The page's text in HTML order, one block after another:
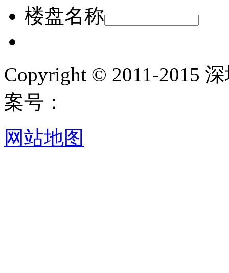
楼盘名称
Copyright © 2011-2015
案号：
网站地图